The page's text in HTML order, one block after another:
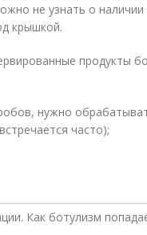
не узнать о
крышкой.
продукты
нужно
часто);